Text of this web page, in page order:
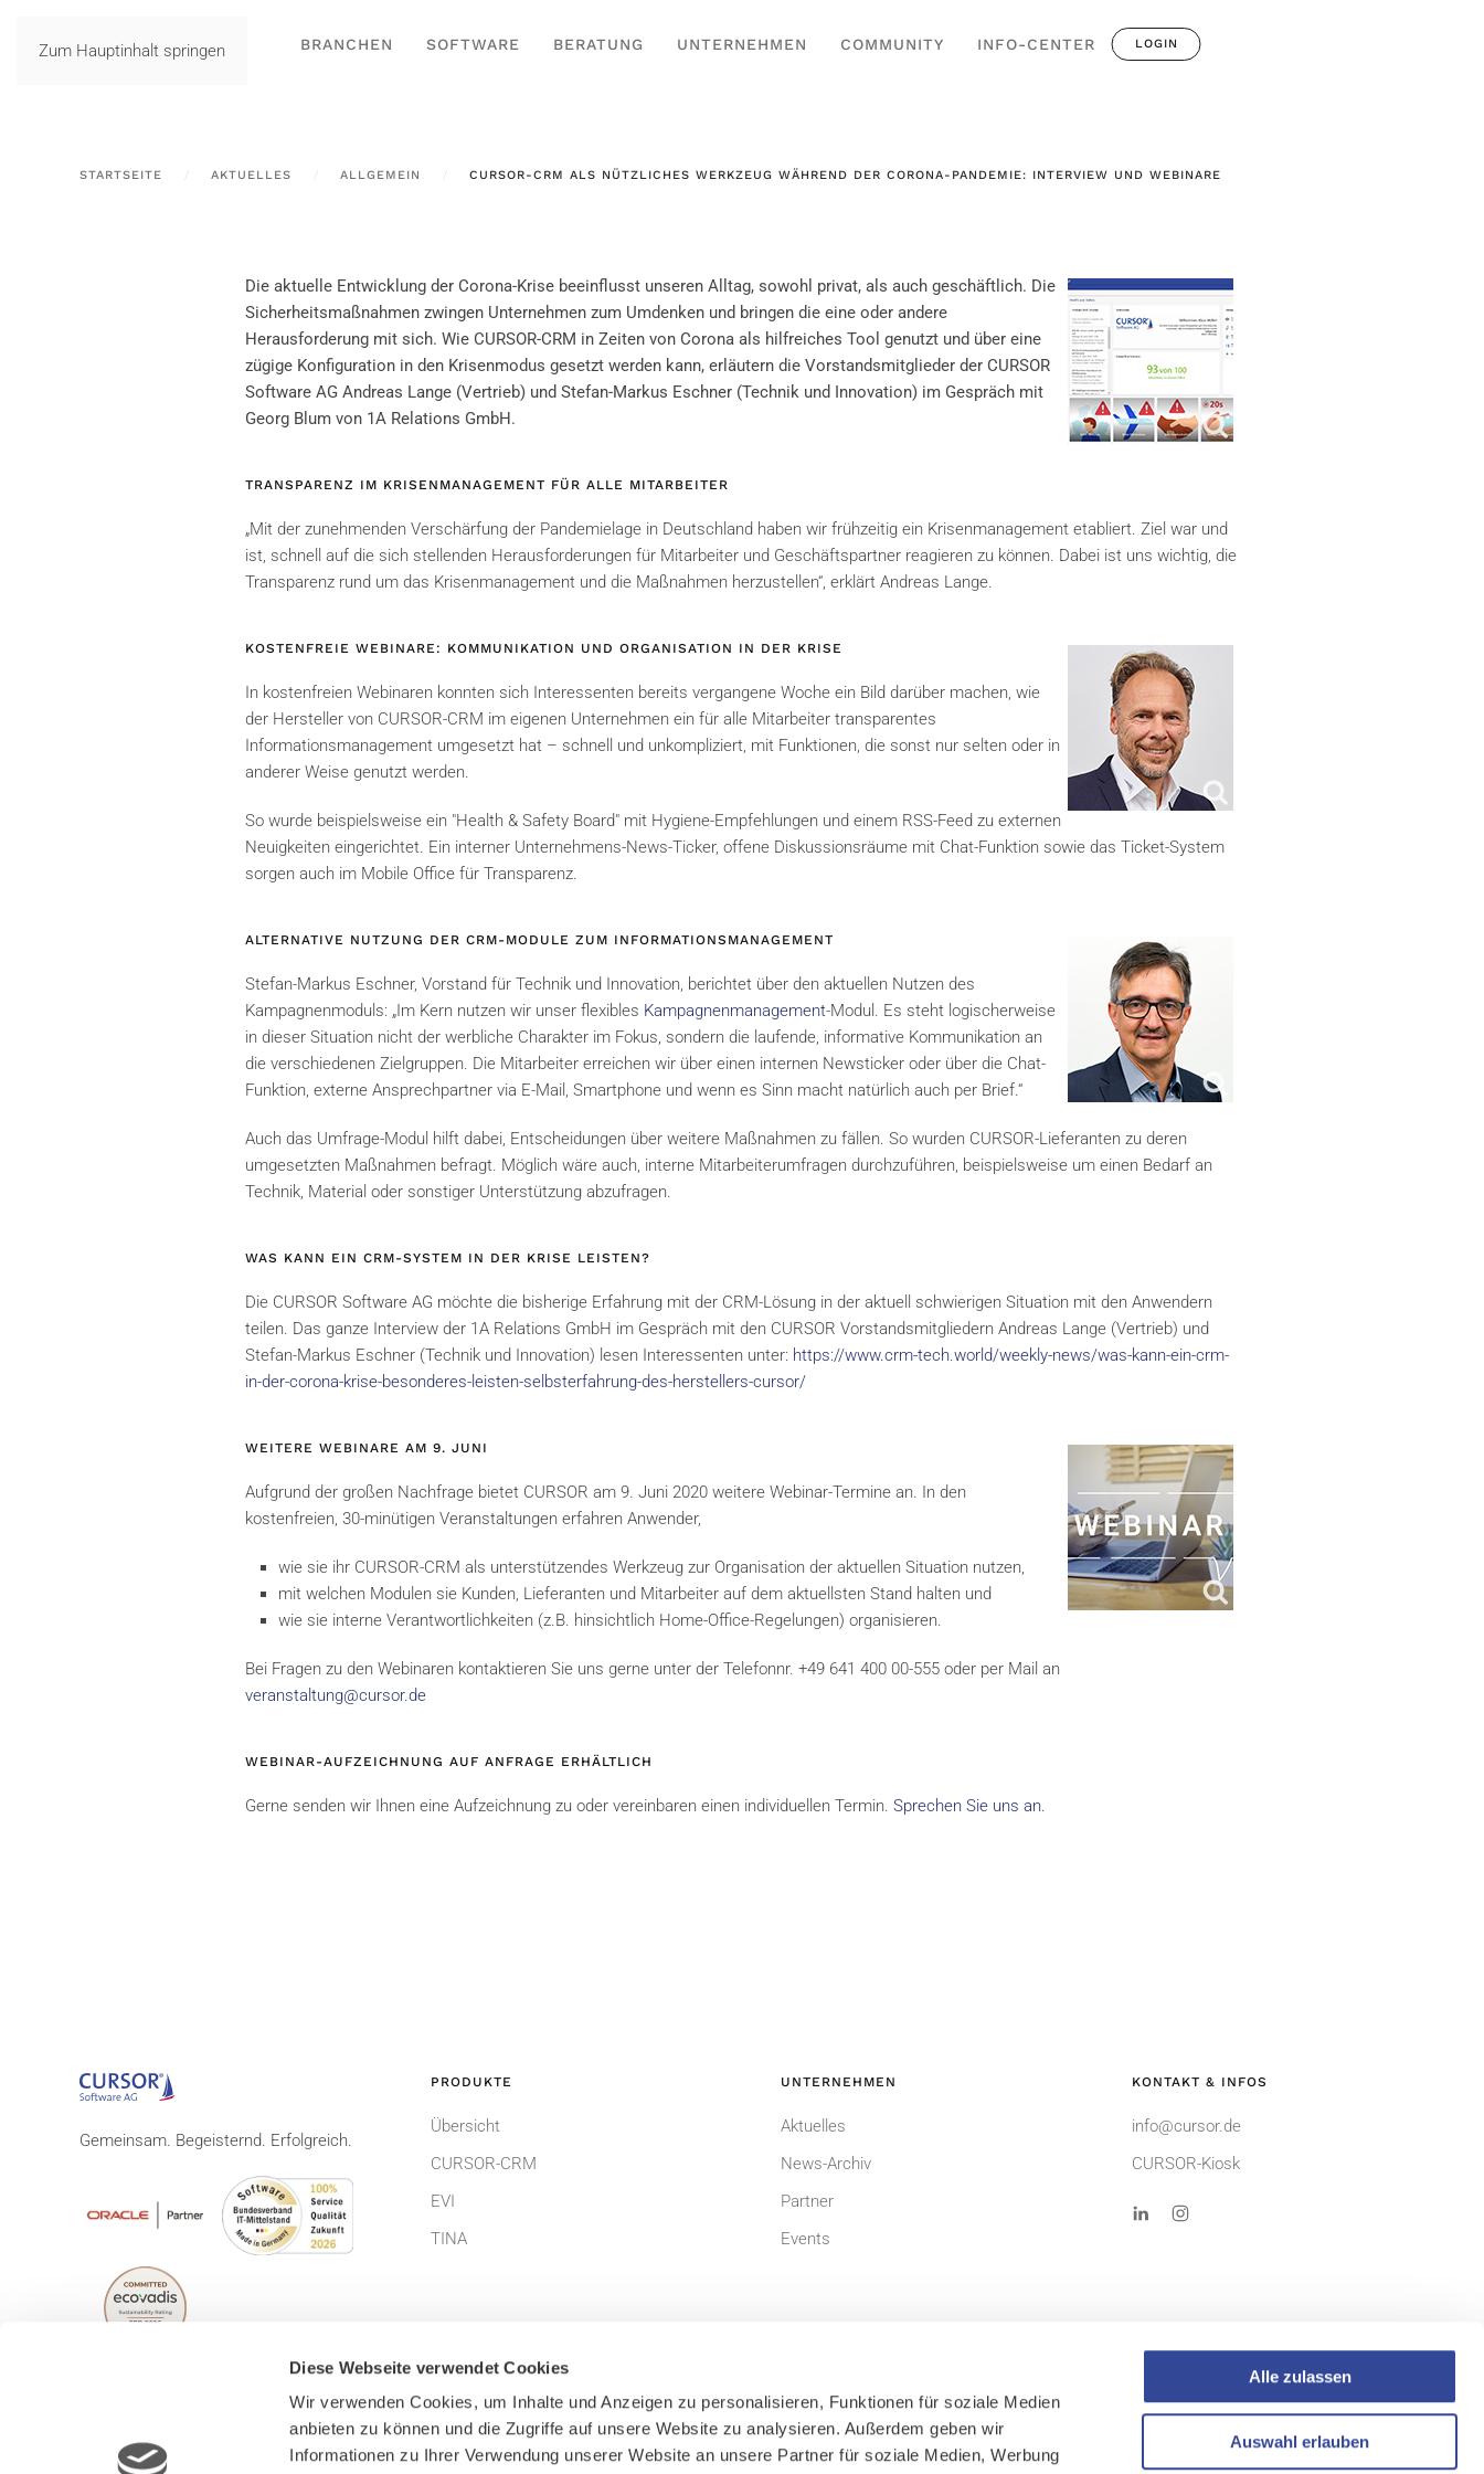
Diese Webseite verwendet Cookies
Wir verwenden Cookies, um Inhalte und Anzeigen zu personalisieren, Funktionen für soziale Medien
anbieten zu können und die Zugriffe auf unsere Website zu analysieren. Außerdem geben wir
Informationen zu Ihrer Verwendung unserer Website an unsere Partner für soziale Medien, Werbung
Alle zulassen
Auswahl erlauben
Zum Hauptinhalt springen BRANCHEN SOFTWARE BERATUNG UNTERNEHMEN COMMUNITY INFO-CENTER LOGIN
STARTSEITE AKTUELLES ALLGEMEIN CURSOR-CRM ALS NÜTZLICHES WERKZEUG WÄHREND DER CORONA-PANDEMIE: INTERVIEW UND WEBINARE
Die aktuelle Entwicklung der Corona-Krise beeinflusst unseren Alltag, sowohl privat, als auch geschäftlich. Die
Sicherheitsmaßnahmen zwingen Unternehmen zum Umdenken und bringen die eine oder andere
Herausforderung mit sich. Wie CURSOR-CRM in Zeiten von Corona als hilfreiches Tool genutzt und über eine
zügige Konfiguration in den Krisenmodus gesetzt werden kann, erläutern die Vorstandsmitglieder der CURSOR
Software AG Andreas Lange (Vertrieb) und Stefan-Markus Eschner (Technik und Innovation) im Gespräch mit
Georg Blum von 1A Relations GmbH.
TRANSPARENZ IM KRISENMANAGEMENT FÜR ALLE MITARBEITER
„Mit der zunehmenden Verschärfung der Pandemielage in Deutschland haben wir frühzeitig ein Krisenmanagement etabliert. Ziel war und
ist, schnell auf die sich stellenden Herausforderungen für Mitarbeiter und Geschäftspartner reagieren zu können. Dabei ist uns wichtig, die
Transparenz rund um das Krisenmanagement und die Maßnahmen herzustellen“, erklärt Andreas Lange.
KOSTENFREIE WEBINARE: KOMMUNIKATION UND ORGANISATION IN DER KRISE
In kostenfreien Webinaren konnten sich Interessenten bereits vergangene Woche ein Bild darüber machen, wie
der Hersteller von CURSOR-CRM im eigenen Unternehmen ein für alle Mitarbeiter transparentes
Informationsmanagement umgesetzt hat – schnell und unkompliziert, mit Funktionen, die sonst nur selten oder in
anderer Weise genutzt werden.
So wurde beispielsweise ein "Health & Safety Board" mit Hygiene-Empfehlungen und einem RSS-Feed zu externen
Neuigkeiten eingerichtet. Ein interner Unternehmens-News-Ticker, offene Diskussionsräume mit Chat-Funktion sowie das Ticket-System
sorgen auch im Mobile Office für Transparenz.
ALTERNATIVE NUTZUNG DER CRM-MODULE ZUM INFORMATIONSMANAGEMENT
Stefan-Markus Eschner, Vorstand für Technik und Innovation, berichtet über den aktuellen Nutzen des
Kampagnenmoduls: „Im Kern nutzen wir unser flexibles Kampagnenmanagement-Modul. Es steht logischerweise
in dieser Situation nicht der werbliche Charakter im Fokus, sondern die laufende, informative Kommunikation an
die verschiedenen Zielgruppen. Die Mitarbeiter erreichen wir über einen internen Newsticker oder über die Chat-
Funktion, externe Ansprechpartner via E-Mail, Smartphone und wenn es Sinn macht natürlich auch per Brief.“
Auch das Umfrage-Modul hilft dabei, Entscheidungen über weitere Maßnahmen zu fällen. So wurden CURSOR-Lieferanten zu deren
umgesetzten Maßnahmen befragt. Möglich wäre auch, interne Mitarbeiterumfragen durchzuführen, beispielsweise um einen Bedarf an
Technik, Material oder sonstiger Unterstützung abzufragen.
WAS KANN EIN CRM-SYSTEM IN DER KRISE LEISTEN?
Die CURSOR Software AG möchte die bisherige Erfahrung mit der CRM-Lösung in der aktuell schwierigen Situation mit den Anwendern
teilen. Das ganze Interview der 1A Relations GmbH im Gespräch mit den CURSOR Vorstandsmitgliedern Andreas Lange (Vertrieb) und
Stefan-Markus Eschner (Technik und Innovation) lesen Interessenten unter: https://www.crm-tech.world/weekly-news/was-kann-ein-crm-
in-der-corona-krise-besonderes-leisten-selbsterfahrung-des-herstellers-cursor/
WEITERE WEBINARE AM 9. JUNI
Aufgrund der großen Nachfrage bietet CURSOR am 9. Juni 2020 weitere Webinar-Termine an. In den
kostenfreien, 30-minütigen Veranstaltungen erfahren Anwender,
wie sie ihr CURSOR-CRM als unterstützendes Werkzeug zur Organisation der aktuellen Situation nutzen,
mit welchen Modulen sie Kunden, Lieferanten und Mitarbeiter auf dem aktuellsten Stand halten und
wie sie interne Verantwortlichkeiten (z.B. hinsichtlich Home-Office-Regelungen) organisieren.
Bei Fragen zu den Webinaren kontaktieren Sie uns gerne unter der Telefonnr. +49 641 400 00-555 oder per Mail an
veranstaltung@cursor.de
WEBINAR-AUFZEICHNUNG AUF ANFRAGE ERHÄLTLICH
Gerne senden wir Ihnen eine Aufzeichnung zu oder vereinbaren einen individuellen Termin. Sprechen Sie uns an.
Gemeinsam. Begeisternd. Erfolgreich.
PRODUKTE
Übersicht
CURSOR-CRM
EVI
TINA
UNTERNEHMEN
Aktuelles
News-Archiv
Partner
Events
KONTAKT & INFOS
info@cursor.de
CURSOR-Kiosk
© CURSOR Software AG 2026
Impressum
Datenschutzerklärung